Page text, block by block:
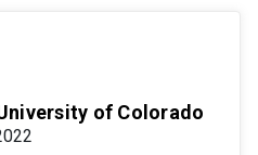
of Colorado